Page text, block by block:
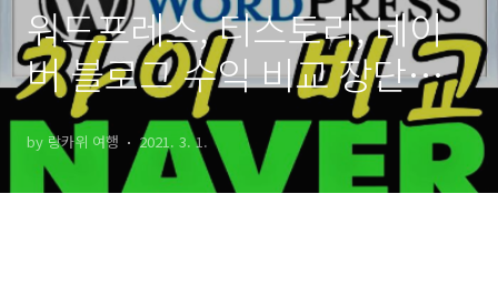
워드프레스, 티스토리, 네이
버 블로그 수익 비교 장단점
등, 사용후기
by 랑카위 여행 2021. 3. 1.